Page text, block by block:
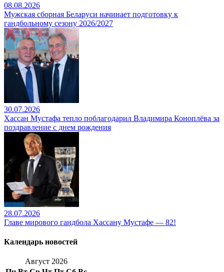
08.08.2026
Мужская сборная Беларуси начинает подготовку к
гандбольному сезону 2026/2027
30.07.2026
Хассан Мустафа тепло поблагодарил Владимира Коноплёва за
поздравление с днем рождения
28.07.2026
Главе мирового гандбола Хассану Мустафе — 82!
Календарь новостей
Август 2026